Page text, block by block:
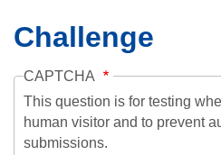
Challenge
CAPTCHA
This question is for testing
human visitor and to prevent
submissions.